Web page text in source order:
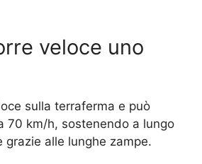
veloce uno
sulla terraferma e può
70 km/h, sostenendo a lungo
grazie alle lunghe zampe.